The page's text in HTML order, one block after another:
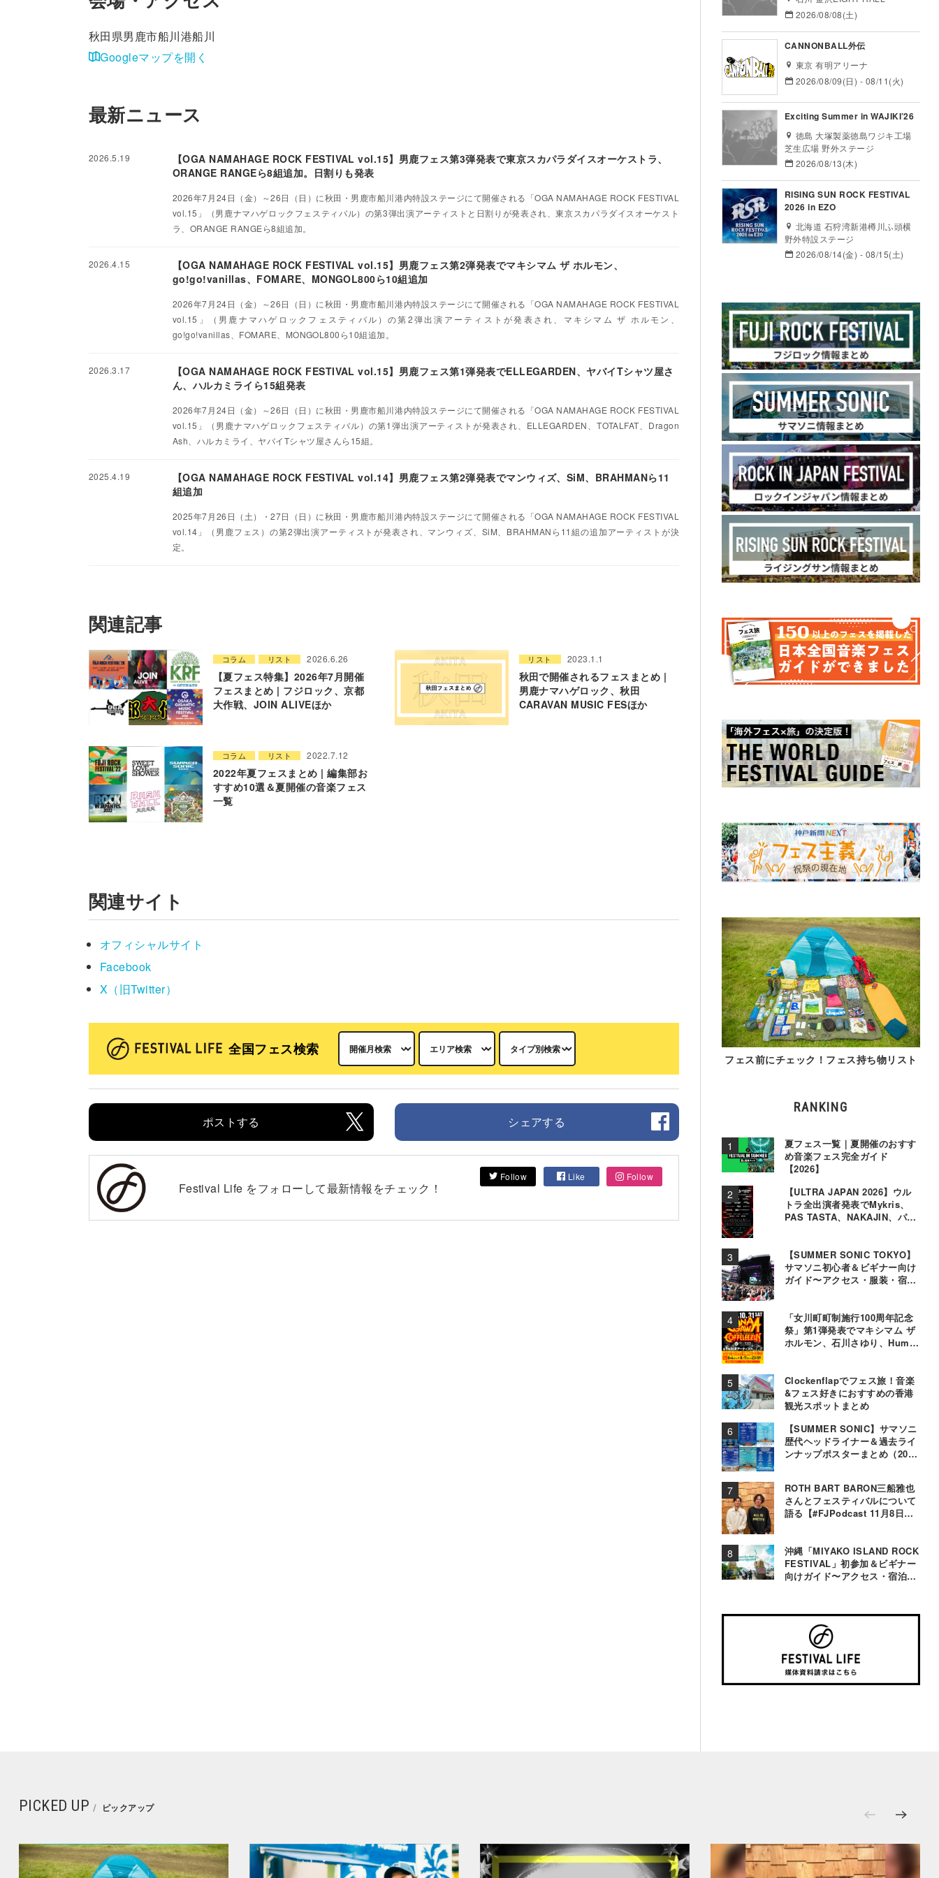
秋田県男鹿市船川港船川
Googleマップを開く
最新ニュース
2026.5.19
【OGA NAMAHAGE ROCK FESTIVAL vol.15】男鹿フェス第3弾発表で東京スカパラダイスオーケストラ、
ORANGE RANGEら8組追加。日割りも発表
2026年7月24日（金）～26日（日）に秋田・男鹿市船川港内特設ステージにて開催される「OGA NAMAHAGE ROCK FESTIVAL
vol.15」（男鹿ナマハゲロックフェスティバル）の第3弾出演アーティストと日割りが発表され、東京スカパラダイスオーケスト
ラ、ORANGE RANGEら8組追加。
2026.4.15
【OGA NAMAHAGE ROCK FESTIVAL vol.15】男鹿フェス第2弾発表でマキシマム ザ ホルモン、
go!go!vanillas、FOMARE、MONGOL800ら10組追加
2026年7月24日（金）～26日（日）に秋田・男鹿市船川港内特設ステージにて開催される「OGA NAMAHAGE ROCK FESTIVAL
vol.15」（男鹿ナマハゲロックフェスティバル）の第2弾出演アーティストが発表され、マキシマム ザ ホルモン、
go!go!vanillas、FOMARE、MONGOL800ら10組追加。
2026.3.17
【OGA NAMAHAGE ROCK FESTIVAL vol.15】男鹿フェス第1弾発表でELLEGARDEN、ヤバイTシャツ屋さ
ん、ハルカミライら15組発表
2026年7月24日（金）～26日（日）に秋田・男鹿市船川港内特設ステージにて開催される「OGA NAMAHAGE ROCK FESTIVAL
vol.15」（男鹿ナマハゲロックフェスティバル）の第1弾出演アーティストが発表され、ELLEGARDEN、TOTALFAT、Dragon
Ash、ハルカミライ、ヤバイTシャツ屋さんら15組。
2025.4.19
【OGA NAMAHAGE ROCK FESTIVAL vol.14】男鹿フェス第2弾発表でマンウィズ、SiM、BRAHMANら11
組追加
2025年7月26日（土）・27日（日）に秋田・男鹿市船川港内特設ステージにて開催される「OGA NAMAHAGE ROCK FESTIVAL
vol.14」（男鹿フェス）の第2弾出演アーティストが発表され、マンウィズ、SiM、BRAHMANら11組の追加アーティストが決
定。
関連記事
コラム リスト 2026.6.26
【夏フェス特集】2026年7月開催
フェスまとめ | フジロック、京都
大作戦、JOIN ALIVEほか
リスト 2023.1.1
秋田で開催されるフェスまとめ |
男鹿ナマハゲロック、秋田
CARAVAN MUSIC FESほか
コラム リスト 2022.7.12
2022年夏フェスまとめ | 編集部お
すすめ10選＆夏開催の音楽フェス
一覧
関連サイト
オフィシャルサイト
Facebook
X（旧Twitter）
全国フェス検索
ポストする シェアする
Festival Life をフォローして最新情報をチェック！
Follow Like Follow
2026/08/08(土)
CANNONBALL外伝
東京 有明アリーナ
2026/08/09(日) - 08/11(火)
Exciting Summer in WAJIKI’26
徳島 大塚製薬徳島ワジキ工場
芝生広場 野外ステージ
2026/08/13(木)
RISING SUN ROCK FESTIVAL
2026 in EZO
北海道 石狩湾新港樽川ふ頭横
野外特設ステージ
2026/08/14(金) - 08/15(土)
フェス前にチェック！フェス持ち物リスト
RANKING
夏フェス一覧｜夏開催のおすす
め音楽フェス完全ガイド
【2026】
【ULTRA JAPAN 2026】ウル
トラ全出演者発表でMykris、
PAS TASTA、NAKAJIN、パソ
【SUMMER SONIC TOKYO】
サマソニ初心者＆ビギナー向け
ガイド〜アクセス・服装・宿泊
「女川町町制施行100周年記念
祭」第1弾発表でマキシマム ザ
ホルモン、石川さゆり、Hump
Clockenflapでフェス旅！音楽
&フェス好きにおすすめの香港
観光スポットまとめ
【SUMMER SONIC】サマソニ
歴代ヘッドライナー＆過去ライ
ンナップポスターまとめ（2000
ROTH BART BARON三船雅也
さんとフェスティバルについて
語る【#FJPodcast 11月8日配
沖縄「MIYAKO ISLAND ROCK
FESTIVAL」初参加＆ビギナー
向けガイド〜アクセス・宿泊・
PICKED UP ピックアップ